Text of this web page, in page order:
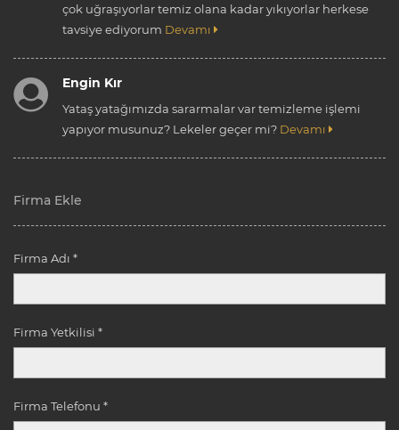
çok uğraşıyorlar temiz olana kadar yıkıyorlar herkese
tavsiye ediyorum Devamı
Engin Kır
Yataş yatağımızda sararmalar var temizleme işlemi
yapıyor musunuz? Lekeler geçer mi? Devamı
Firma Ekle
Firma Adı *
Firma Yetkilisi *
Firma Telefonu *